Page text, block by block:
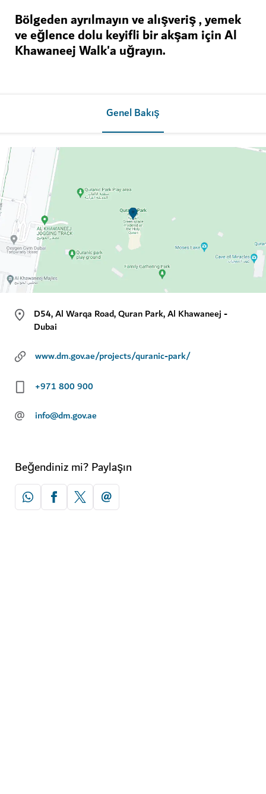
Bölgeden ayrılmayın ve alışveriş , yemek
ve eğlence dolu keyifli bir akşam için Al
Khawaneej Walk'a uğrayın.
Genel Bakış
D54, Al Warqa Road, Quran Park, Al Khawaneej -
Dubai
www.dm.gov.ae/projects/quranic-park/
+971 800 900
@ info@dm.gov.ae
Beğendiniz mi? Paylaşın